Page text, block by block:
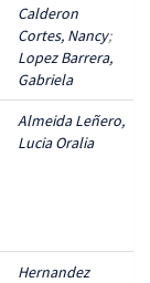
Calderon
Cortes, Nancy;
Lopez Barrera,
Gabriela
Almeida Leñero,
Lucia Oralia
Hernandez